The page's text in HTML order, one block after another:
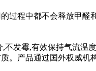
过程中都不会释放甲
发霉,有效保持气流
产品通过国外权威机